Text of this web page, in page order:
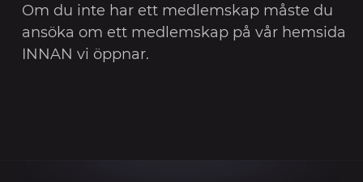
Om du inte har ett medlemskap måste du
ansöka om ett medlemskap på vår hemsida
INNAN vi öppnar.